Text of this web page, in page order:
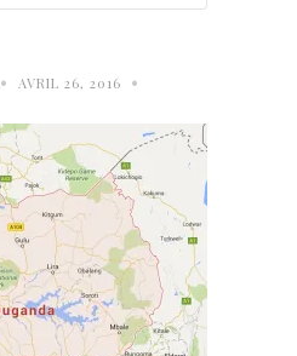
• AVRIL 26, 2016 •